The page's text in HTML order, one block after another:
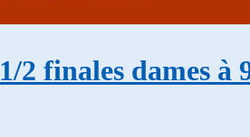
1/2 finales dames à